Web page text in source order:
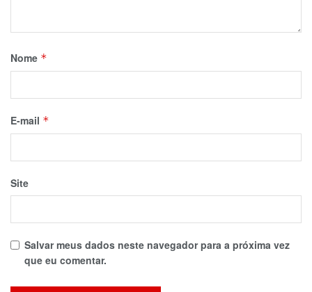
Nome *
E-mail *
Site
Salvar meus dados neste navegador para a próxima vez
que eu comentar.